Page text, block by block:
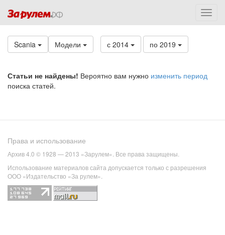
Scania Модели с 2014 по 2019
Статьи не найдены! Вероятно вам нужно изменить период
поиска статей.
Права и использование
Архив 4.0 © 1928 — 2013 «Зарулем». Все права защищены.
Использование материалов сайта допускается только с разрешения
ООО «Издательство «За рулем».